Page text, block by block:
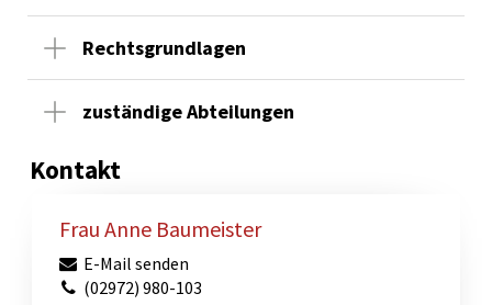
Rechtsgrundlagen
zuständige Abteilungen
Kontakt
Frau Anne Baumeister
E-Mail senden
(02972) 980-103